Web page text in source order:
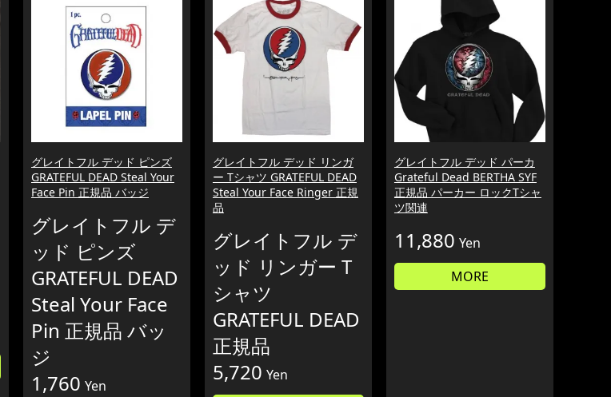
グレイトフル デッド ピンズ
GRATEFUL DEAD Steal Your
Face Pin 正規品 バッジ
グレイトフル デ
ッド ピンズ
GRATEFUL DEAD
Steal Your Face
Pin 正規品 バッ
ジ
1,760 Yen
グレイトフル デッド リンガ
ー Tシャツ GRATEFUL DEAD
Steal Your Face Ringer 正規
品
グレイトフル デ
ッド リンガー T
シャツ
GRATEFUL DEAD
正規品
5,720 Yen
グレイトフル デッド パーカ
Grateful Dead BERTHA SYF
正規品 パーカー ロックTシャ
ツ関連
11,880 Yen
MORE